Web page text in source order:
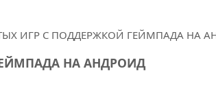
НА АНДРОИД